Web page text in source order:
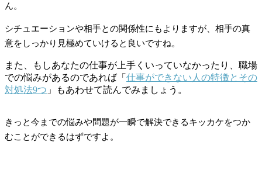
ん。
シチュエーションや相手との関係性にもよりますが、相手の真
意をしっかり見極めていけると良いですね。
また、もしあなたの仕事が上手くいっていなかったり、職場
での悩みがあるのであれば「 仕事ができない人の特徴とその
対処法9つ 」もあわせて読んでみましょう。
きっと今までの悩みや問題が一瞬で解決できるキッカケをつか
むことができるはずですよ。